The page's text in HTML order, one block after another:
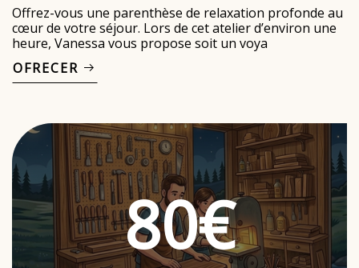
Offrez-vous une parenthèse de relaxation profonde au
cœur de votre séjour. Lors de cet atelier d’environ une
heure, Vanessa vous propose soit un voya
OFRECER
80€